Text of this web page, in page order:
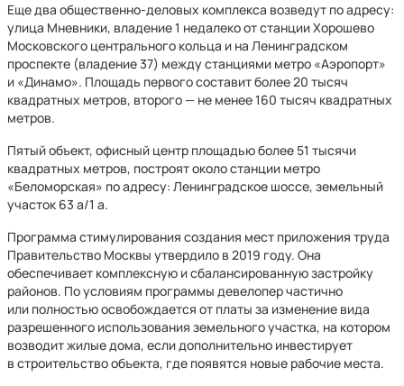
Еще два общественно-деловых комплекса возведут по адресу:
улица Мневники, владение 1 недалеко от станции Хорошево
Московского центрального кольца и на Ленинградском
проспекте (владение 37) между станциями метро «Аэропорт»
и «Динамо». Площадь первого составит более 20 тысяч
квадратных метров, второго — не менее 160 тысяч квадратных
метров.
Пятый объект, офисный центр площадью более 51 тысячи
квадратных метров, построят около станции метро
«Беломорская» по адресу: Ленинградское шоссе, земельный
участок 63 а/1 а.
Программа стимулирования создания мест приложения труда
Правительство Москвы утвердило в 2019 году. Она
обеспечивает комплексную и сбалансированную застройку
районов. По условиям программы девелопер частично
или полностью освобождается от платы за изменение вида
разрешенного использования земельного участка, на котором
возводит жилые дома, если дополнительно инвестирует
в строительство объекта, где появятся новые рабочие места.